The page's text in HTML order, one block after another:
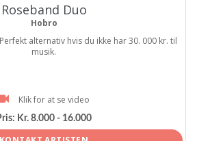
Roseband Duo
Hobro
alternativ hvis du ikke har 30. 000 kr. til
musik.
Klik for at se video
Kr. 8.000 - 16.000